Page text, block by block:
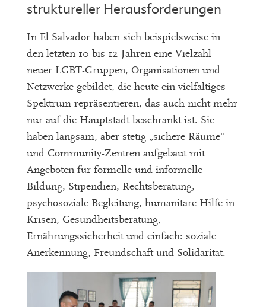
struktureller Herausforderungen
In El Salvador haben sich beispielsweise in
den letzten 10 bis 12 Jahren eine Vielzahl
neuer LGBT-Gruppen, Organisationen und
Netzwerke gebildet, die heute ein vielfältiges
Spektrum repräsentieren, das auch nicht mehr
nur auf die Hauptstadt beschränkt ist. Sie
haben langsam, aber stetig „sichere Räume“
und Community-Zentren aufgebaut mit
Angeboten für formelle und informelle
Bildung, Stipendien, Rechtsberatung,
psychosoziale Begleitung, humanitäre Hilfe in
Krisen, Gesundheitsberatung,
Ernährungssicherheit und einfach: soziale
Anerkennung, Freundschaft und Solidarität.